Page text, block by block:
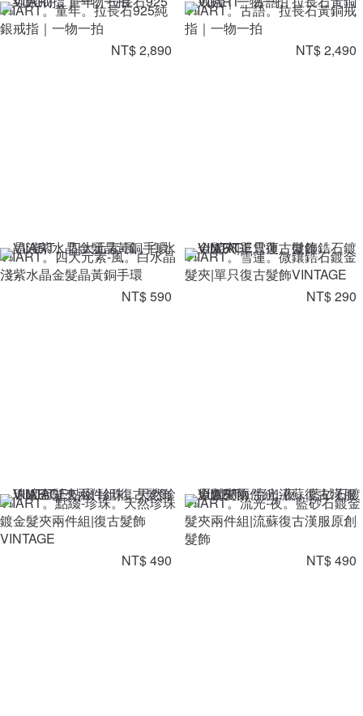
VIIART。童年。拉長石925純
銀戒指｜一物一拍
NT$ 2,890
VIIART。古語。拉長石黃銅戒
指｜一物一拍
NT$ 2,490
VIIART。四大元素-風。白水晶
淺紫水晶金髮晶黃銅手環
NT$ 590
VIIART。雪蓮。微鑲鋯石鍍金
髮夾|單只復古髮飾VINTAGE
NT$ 290
VIIART。點綴-珍珠。天然珍珠
鍍金髮夾兩件組|復古髮飾
VINTAGE
NT$ 490
VIIART。流光-夜。藍砂石鍍金
髮夾兩件組|流蘇復古漢服原創
髮飾
NT$ 490